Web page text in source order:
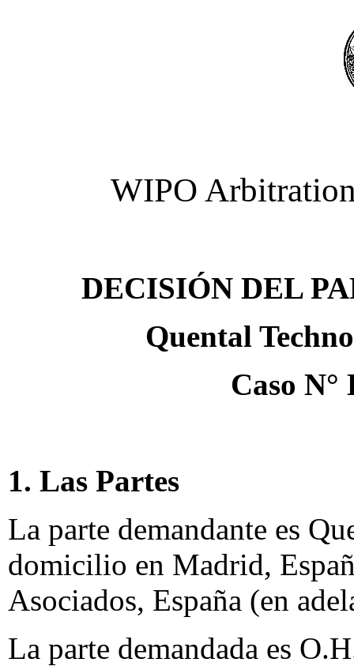
WIPO
DECISIÓN DEL
Quental
Caso N°
1. Las Partes
La parte demandante es
domicilio en Madrid,
Asociados, España (en
La parte demandada es